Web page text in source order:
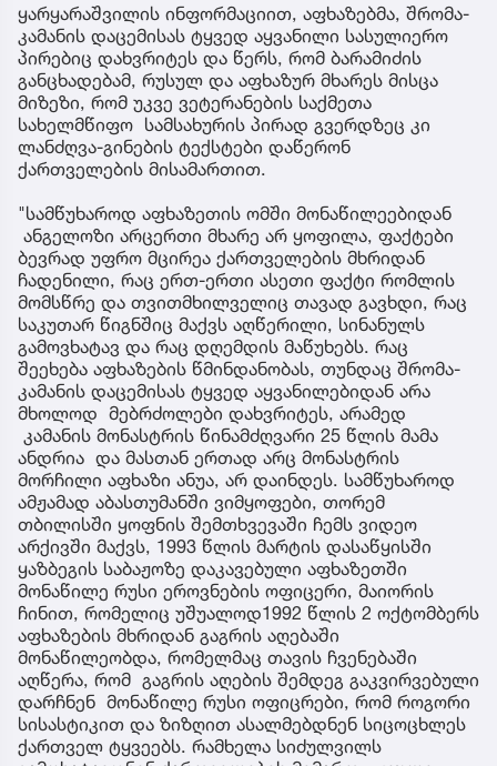
ყარყარაშვილის ინფორმაციით, აფხაზებმა, შრომა-
კამანის დაცემისას ტყვედ აყვანილი სასულიერო
პირებიც დახვრიტეს და წერს, რომ ბარამიძის
განცხადებამ, რუსულ და აფხაზურ მხარეს მისცა
მიზეზი, რომ უკვე ვეტერანების საქმეთა
სახელმწიფო სამსახურის პირად გვერდზეც კი
ლანძღვა-გინების ტექსტები დაწერონ
ქართველების მისამართით.
"სამწუხაროდ აფხაზეთის ომში მონაწილეებიდან
ანგელოზი არცერთი მხარე არ ყოფილა, ფაქტები
ბევრად უფრო მცირეა ქართველების მხრიდან
ჩადენილი, რაც ერთ-ერთი ასეთი ფაქტი რომლის
მომსწრე და თვითმხილველიც თავად გავხდი, რაც
საკუთარ წიგნშიც მაქვს აღწერილი, სინანულს
გამოვხატავ და რაც დღემდის მაწუხებს. რაც
შეეხება აფხაზების წმინდანობას, თუნდაც შრომა-
კამანის დაცემისას ტყვედ აყვანილებიდან არა
მხოლოდ მებრძოლები დახვრიტეს, არამედ
კამანის მონასტრის წინამძღვარი 25 წლის მამა
ანდრია და მასთან ერთად არც მონასტრის
მორჩილი აფხაზი ანუა, არ დაინდეს. სამწუხაროდ
ამჟამად აბასთუმანში ვიმყოფები, თორემ
თბილისში ყოფნის შემთხვევაში ჩემს ვიდეო
არქივში მაქვს, 1993 წლის მარტის დასაწყისში
ყაზბეგის საბაჟოზე დაკავებული აფხაზეთში
მონაწილე რუსი ეროვნების ოფიცერი, მაიორის
ჩინით, რომელიც უშუალოდ1992 წლის 2 ოქტომბერს
აფხაზების მხრიდან გაგრის აღებაში
მონაწილეობდა, რომელმაც თავის ჩვენებაში
აღწერა, რომ გაგრის აღების შემდეგ გაკვირვებული
დარჩნენ მონაწილე რუსი ოფიცრები, რომ როგორი
სისასტიკით და ზიზღით ასალმებდნენ სიცოცხლეს
ქართველ ტყვეებს. რამხელა სიძულვილს